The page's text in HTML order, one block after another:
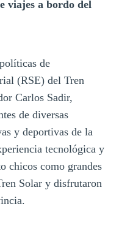
viajes a bordo del
de
(RSE) del Tren
Carlos Sadir,
de diversas
y deportivas de la
tecnológica y
chicos como grandes
Solar y disfrutaron